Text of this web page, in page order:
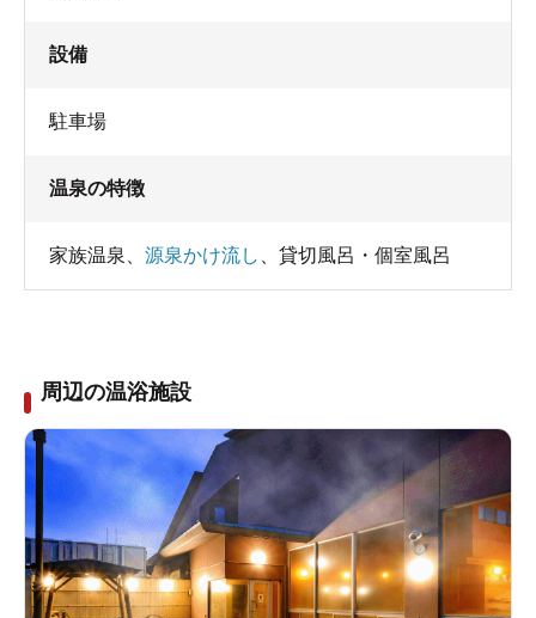
設備
駐車場
温泉の特徴
家族温泉 源泉かけ流し 貸切風呂・個室風呂
周辺の温浴施設